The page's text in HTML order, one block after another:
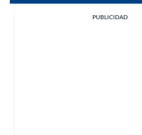
PUBLICIDAD